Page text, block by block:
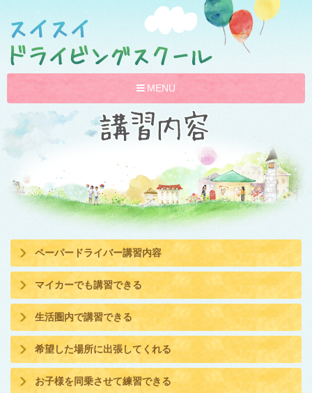
ナ
ビ
ゲ
ー
ン
MENU
ペーパードライバー講習内容
マイカーでも講習できる
生活圏内で講習できる
希望した場所に出張してくれる
お子様を同乗させて練習できる